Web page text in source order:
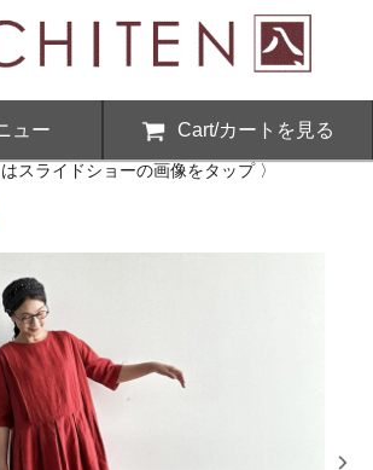
ュー Cart/カートを見る
はスライドショーの画像をタップ 〉